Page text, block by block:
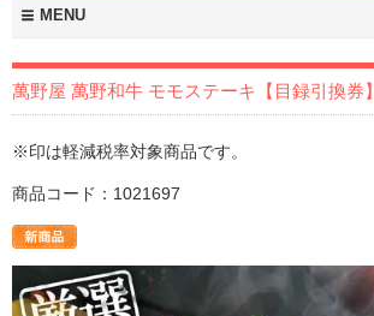
MENU
萬野屋 萬野和牛 モモステーキ【目録引換券】
※印は軽減税率対象商品です。
商品コード：1021697